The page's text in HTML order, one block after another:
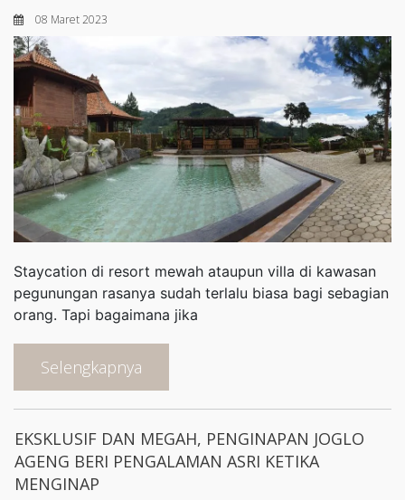
08 Maret 2023
Staycation di resort mewah ataupun villa di kawasan
pegunungan rasanya sudah terlalu biasa bagi sebagian
orang. Tapi bagaimana jika
Selengkapnya
EKSKLUSIF DAN MEGAH, PENGINAPAN JOGLO
AGENG BERI PENGALAMAN ASRI KETIKA
MENGINAP